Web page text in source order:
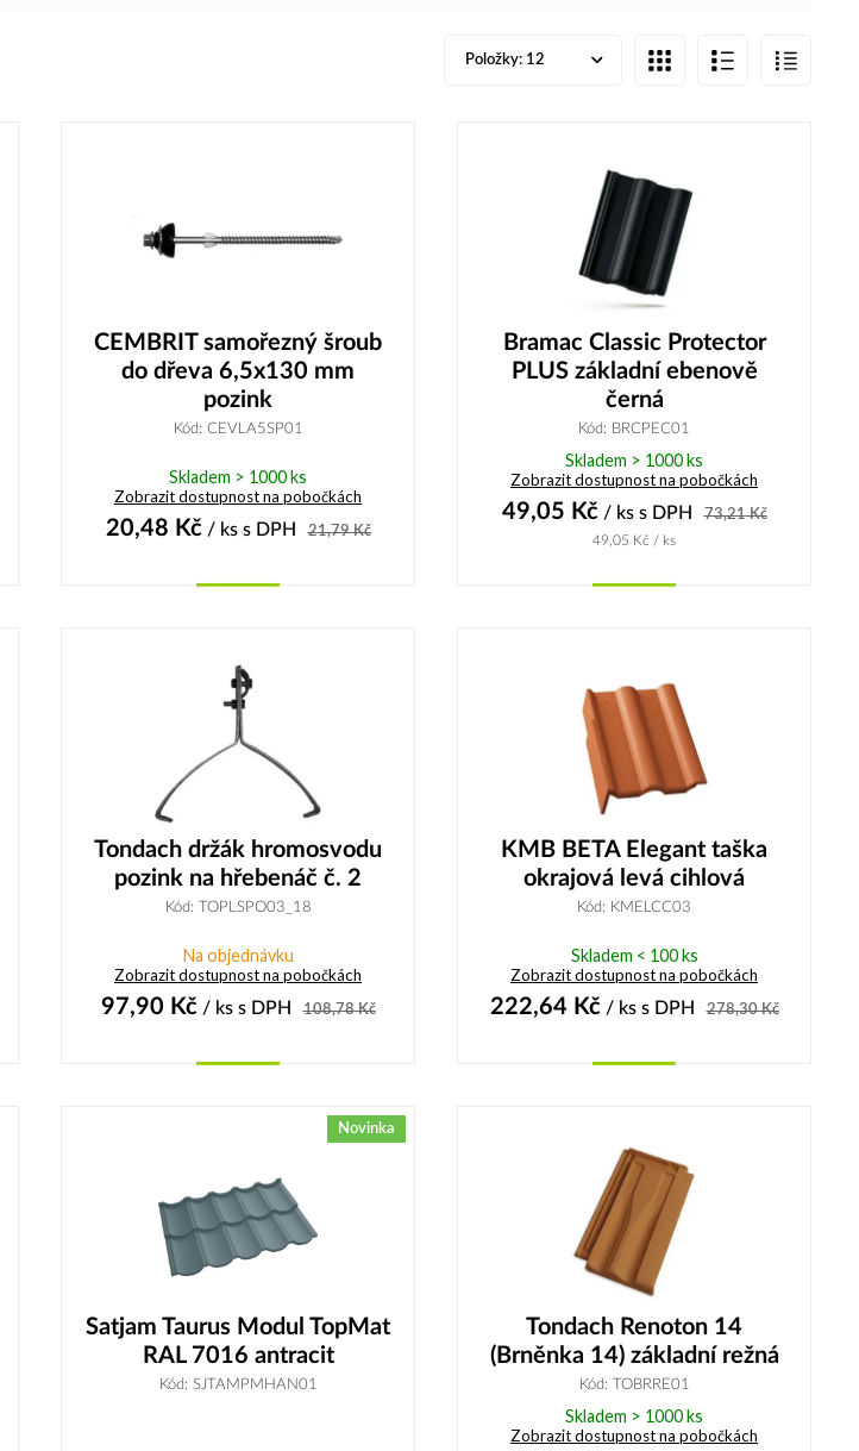
Položky: 12
CEMBRIT samořezný šroub
do dřeva 6,5x130 mm
pozink
Kód: CEVLA5SP01
Skladem > 1000 ks
Zobrazit dostupnost na pobočkách
20,48 Kč/ ks s DPH 21,79Kč
Bramac Classic Protector
PLUS základní ebenově
černá
Kód: BRCPEC01
Skladem > 1000 ks
Zobrazit dostupnost na pobočkách
49,05 Kč/ ks s DPH 73,21Kč
49,05 Kč / ks
Tondach držák hromosvodu
pozink na hřebenáč č. 2
Kód: TOPLSPO03_18
Na objednávku
Zobrazit dostupnost na pobočkách
97,90 Kč/ ks s DPH 108,78Kč
KMB BETA Elegant taška
okrajová levá cihlová
Kód: KMELCC03
Skladem < 100 ks
Zobrazit dostupnost na pobočkách
222,64 Kč/ ks s DPH 278,30Kč
Novinka
Satjam Taurus Modul TopMat
RAL 7016 antracit
Kód: SJTAMPMHAN01
Tondach Renoton 14
(Brněnka 14) základní režná
Kód: TOBRRE01
Skladem > 1000 ks
Zobrazit dostupnost na pobočkách